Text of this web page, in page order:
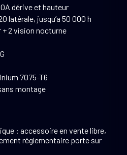
dérive et hauteur
latérale, jusqu’a 50 000 h
+ 2 vision nocturne
7075-T6
montage
: accessoire en vente libre,
réglementaire porte sur